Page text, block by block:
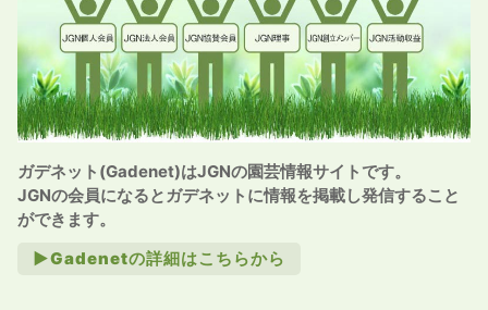
ガデネット(Gadenet)はJGNの園芸情報サイトです。
JGNの会員になるとガデネットに情報を掲載し発信すること
ができます。
►Gadenetの詳細はこちらから